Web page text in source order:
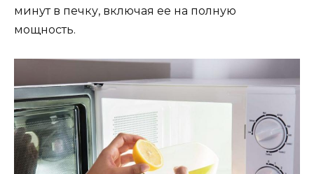
минут в печку, включая ее на полную
мощность.